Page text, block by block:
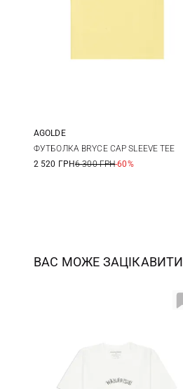
S M L
AGOLDE
ФУТБОЛКА BRYCE CAP SLEEVE TEE
2 520 ГРН6 300 ГРН-60%
ВАС МОЖЕ ЗАЦІКАВИТИ